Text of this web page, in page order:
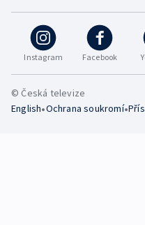
Instagram Facebook
© Česká televize
English•Ochrana soukromí•